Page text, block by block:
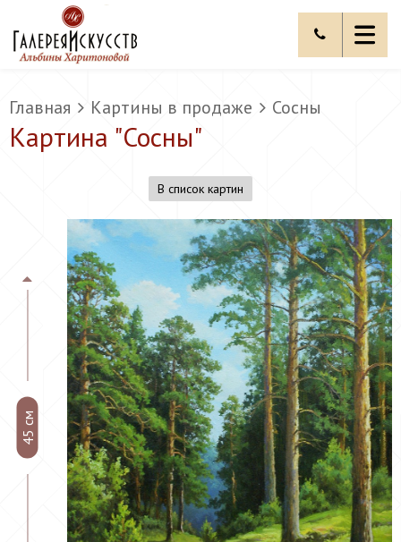
Главная Картины в продаже Сосны
Картина "Сосны"
В список картин
45 см